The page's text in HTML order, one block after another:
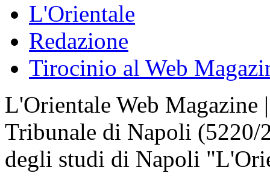
L'Orientale
Redazione
Tirocinio al Web
L'Orientale Web Magazine
Tribunale di Napoli
degli studi di Napoli